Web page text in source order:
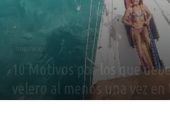
Inspiración
10 Motivos por los que
velero al menos una vez en